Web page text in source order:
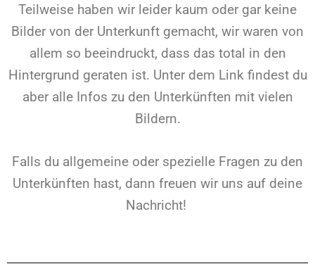
Teilweise haben wir leider kaum oder gar keine
Bilder von der Unterkunft gemacht, wir waren von
allem so beeindruckt, dass das total in den
Hintergrund geraten ist. Unter dem Link findest du
aber alle Infos zu den Unterkünften mit vielen
Bildern.
Falls du allgemeine oder spezielle Fragen zu den
Unterkünften hast, dann freuen wir uns auf deine
Nachricht!